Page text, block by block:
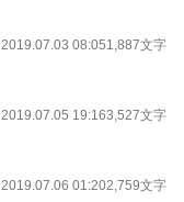
2019.07.03 08:051,887文字
2019.07.05 19:163,527文字
2019.07.06 01:202,759文字